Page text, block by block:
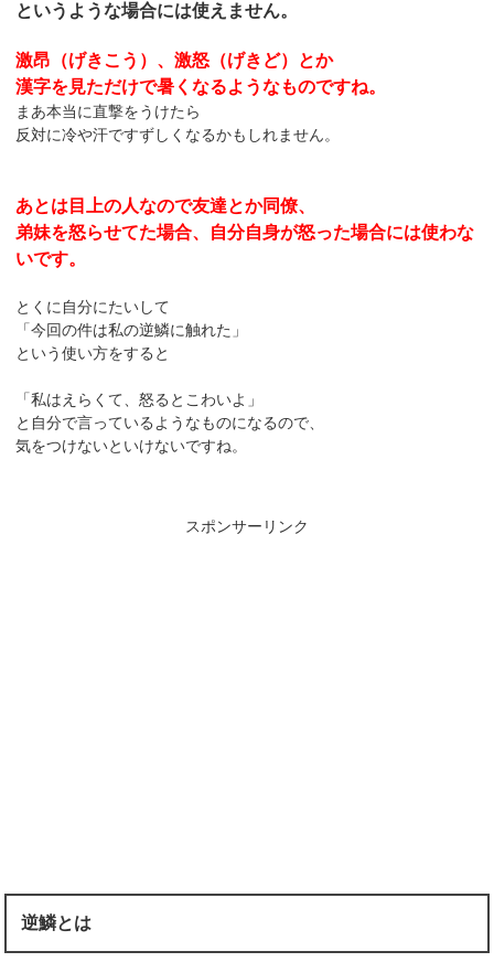
というような場合には使えません。
激昂（げきこう）、激怒（げきど）とか
漢字を見ただけで暑くなるようなものですね。
まあ本当に直撃をうけたら
反対に冷や汗ですずしくなるかもしれません。
あとは目上の人なので友達とか同僚、
弟妹を怒らせてた場合、自分自身が怒った場合には使わな
いです。
とくに自分にたいして
「今回の件は私の逆鱗に触れた」
という使い方をすると
「私はえらくて、怒るとこわいよ」
と自分で言っているようなものになるので、
気をつけないといけないですね。
スポンサーリンク
逆鱗とは